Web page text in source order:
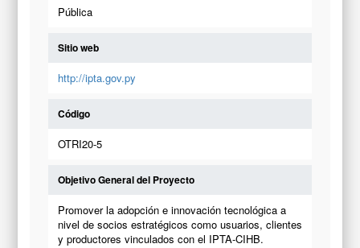
Pública
Sitio web
http://ipta.gov.py
Código
OTRI20-5
Objetivo General del Proyecto
Promover la adopción e innovación tecnológica a
nivel de socios estratégicos como usuarios, clientes
y productores vinculados con el IPTA-CIHB.